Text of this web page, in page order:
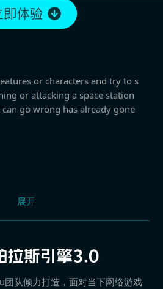
or characters and try to s
or attacking a space station
go wrong has already gone
展开
队倾力打造，面对当下网络游戏